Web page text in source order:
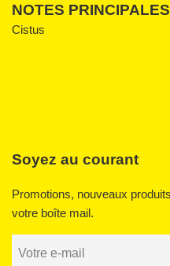
NOTES PRINCIPALES
Cistus
Soyez au courant
Promotions, nouveaux
votre boîte mail.